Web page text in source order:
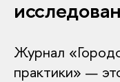
Журнал
практики» —